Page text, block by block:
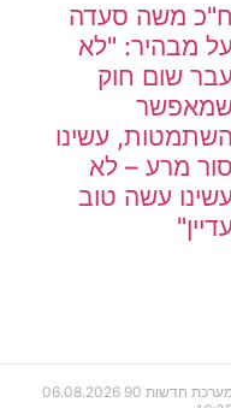
ח"כ משה סעדה
מבהיר: "לא
שום חוק
השתמטות, עשינו
סור מרע – לא
עשה טוב
מערכת חדשות 90
06.08.2026